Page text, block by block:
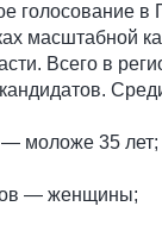
голосование
масштабной
Всего в
моложе 35 лет;
— женщины;